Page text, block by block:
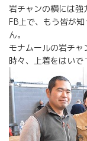
岩チャンの横には強
FB上で、もう皆が
ん。
モナムールの岩チャ
時々、上着をはいで